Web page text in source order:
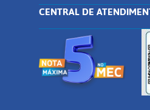
CENTRAL DE